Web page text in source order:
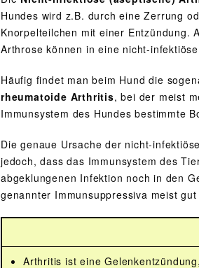
Hundes wird z.B. durch eine Zerrung
Knorpelteilchen mit einer Entzündung.
Arthrose können in eine nicht-
Häufig findet man beim Hund die
rheumatoide Arthritis, bei der meist
Immunsystem des Hundes bestimmte
Die genaue Ursache der nicht-
jedoch, dass das Immunsystem des
abgeklungenen Infektion noch in den
genannter Immunsuppressiva meist
Arthritis ist eine